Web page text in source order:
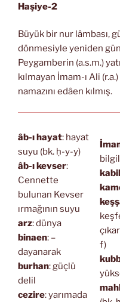
Haşiye-2
Büyük bir nur lâmbası,
dönmesiyle yeniden
Peygamberin (a.s.m.)
kılmayan İmam-ı Ali
namazını edâen kılmış.
âb-ı hayat: hayat
suyu (bk. ḥ-y-y)
âb-ı kevser:
Cennette
bulunan Kevser
ırmağının suyu
arz: dünya
binaen: –
dayanarak
burhan: güçlü
delil
cezire: yarımada
kabil
f)